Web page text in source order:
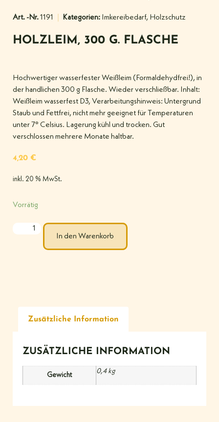
Art. -Nr.1191 Kategorien: Imkereibedarf, Holzschutz
HOLZLEIM, 300 G. FLASCHE
Hochwertiger wasserfester Weißleim (Formaldehydfrei!), in
der handlichen 300 g Flasche. Wieder verschließbar. Inhalt:
Weißleim wasserfest D3, Verarbeitungshinweis: Untergrund
Staub und Fettfrei, nicht mehr geeignet für Temperaturen
unter 7° Celsius. Lagerung kühl und trocken. Gut
verschlossen mehrere Monate haltbar.
4,20 €
inkl. 20 % MwSt.
Vorrätig
In den Warenkorb
Zusätzliche Information
ZUSÄTZLICHE INFORMATION
Gewicht
0,4 kg